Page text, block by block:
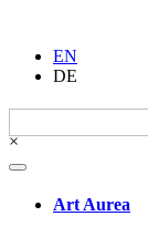
EN
DE
Suchen
nach:
×
Art Aurea